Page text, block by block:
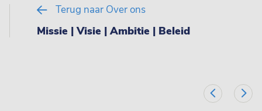
Terug naar Over ons
Missie | Visie | Ambitie | Beleid